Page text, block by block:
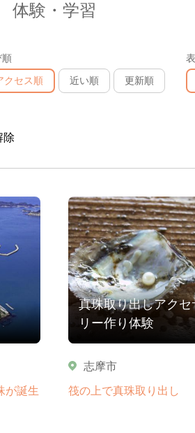
体験・学習
順
クセス順 近い順 更新順
除
が誕生
真珠取り出しアクセ
リー作り体験
志摩市
筏の上で真珠取り出し